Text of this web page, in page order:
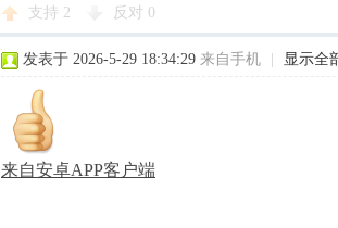
支持 2 反对 0
发表于 2026-5-29 18:34:29 来自手机 显示全
来自安卓APP客户端